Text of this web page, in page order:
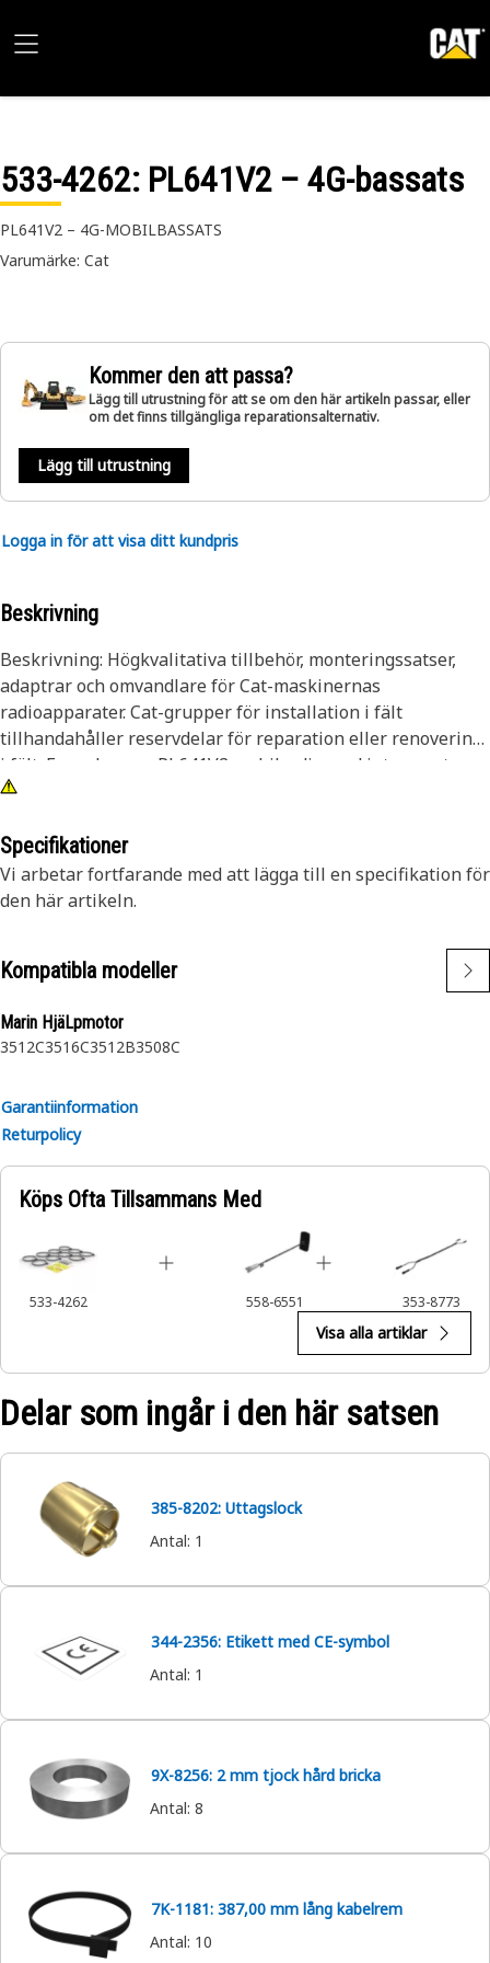
533-4262: PL641V2 – 4G-bassats
PL641V2 – 4G-MOBILBASSATS
Varumärke: Cat
Kommer den att passa?
Lägg till utrustning för att se om den här artikeln passar, eller
om det finns tillgängliga reparationsalternativ.
Lägg till utrustning
Logga in för att visa ditt kundpris
Beskrivning
Beskrivning: Högkvalitativa tillbehör, monteringssatser,
adaptrar och omvandlare för Cat-maskinernas
radioapparater. Cat-grupper för installation i fält
tillhandahåller reservdelar för reparation eller renovering
i fält. Egenskaper:• PL641V2 mobilradio med intern antenn•
Gruppen omfattar elektronisk styrmodul, anslutningslock,
för eftermarknadstillämpningar• Kompatibilitet med 4G-
nätverk• RoHS-klagomålTillämpning: Cats
fältinstallationsgrupper möjliggör fältservice på tung
Specifikationer
Vi arbetar fortfarande med att lägga till en specifikation för
den här artikeln.
Kompatibla modeller
Marin HjäLpmotor
3512C3516C3512B3508C
Garantiinformation
Returpolicy
Köps Ofta Tillsammans Med
533-4262 558-6551 353-8773
Visa alla artiklar
Delar som ingår i den här satsen
385-8202: Uttagslock
Antal: 1
344-2356: Etikett med CE-symbol
Antal: 1
9X-8256: 2 mm tjock hård bricka
Antal: 8
7K-1181: 387,00 mm lång kabelrem
Antal: 10